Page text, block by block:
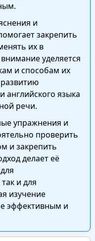
и
закрепить
их в
уделяется
и способам их
развитию
английского языка
речи.
упражнения и
проверить
и закрепить
делает её
и для
изучение
эффективным и